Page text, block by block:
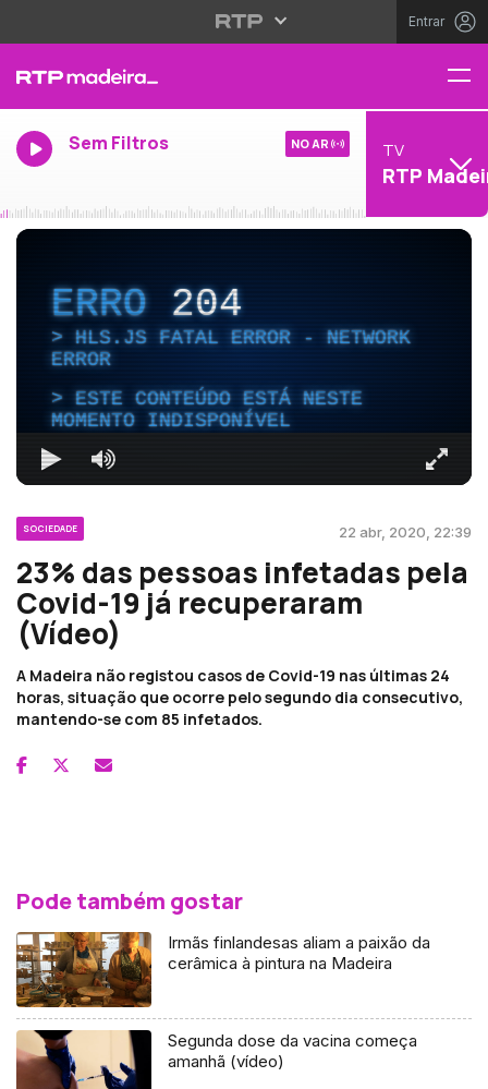
Entrar
Sem Filtros NO AR TV
RTP
ERRO204
HLS.JS FATAL ERROR - NETWORK
ERROR
ESTE CONTEÚDO ESTÁ NESTE
MOMENTO INDISPONÍVEL
SOCIEDADE 22 abr, 2020, 22:39
23% das pessoas infetadas pela
Covid-19 já recuperaram
(Vídeo)
A Madeira não registou casos de Covid-19 nas últimas 24
horas, situação que ocorre pelo segundo dia consecutivo,
mantendo-se com 85 infetados.
Pode também gostar
Irmãs finlandesas aliam a paixão da
cerâmica à pintura na Madeira
Segunda dose da vacina começa
amanhã (vídeo)